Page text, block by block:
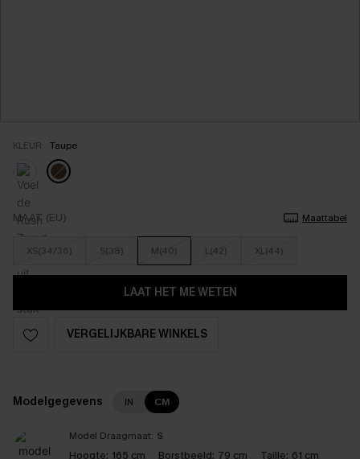
KLEUR: Taupe
MAAT (EU) Maattabel
XS(34/36) S(38) M(40) L(42) XL(44)
LAAT HET ME WETEN
VERGELIJKBARE WINKELS
Modelgegevens IN CM
Model Draagmaat: S
Hoogte: 165 cm Borstbeeld: 79 cm Taille: 61 cm